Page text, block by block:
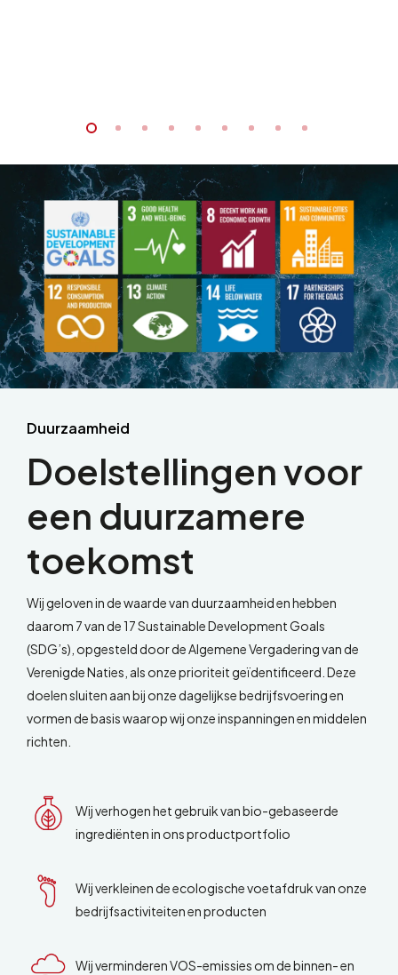
Duurzaamheid
Doelstellingen voor
een duurzamere
toekomst
Wij geloven in de waarde van duurzaamheid en hebben
daarom 7 van de 17 Sustainable Development Goals
(SDG’s), opgesteld door de Algemene Vergadering van de
Verenigde Naties, als onze prioriteit geïdentificeerd. Deze
doelen sluiten aan bij onze dagelijkse bedrijfsvoering en
vormen de basis waarop wij onze inspanningen en middelen
richten.
Wij verhogen het gebruik van bio-gebaseerde
ingrediënten in ons productportfolio
Wij verkleinen de ecologische voetafdruk van onze
bedrijfsactiviteiten en producten
Wij verminderen VOS-emissies om de binnen- en